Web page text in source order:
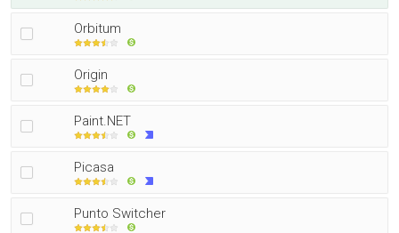
Orbitum
Origin
Paint.NET
Picasa
Punto Switcher